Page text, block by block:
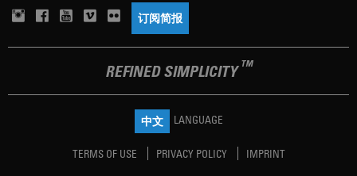
订阅简报
REFINED SIMPLICITY TM
中文 LANGUAGE
TERMS OF USE PRIVACY POLICY IMPRINT